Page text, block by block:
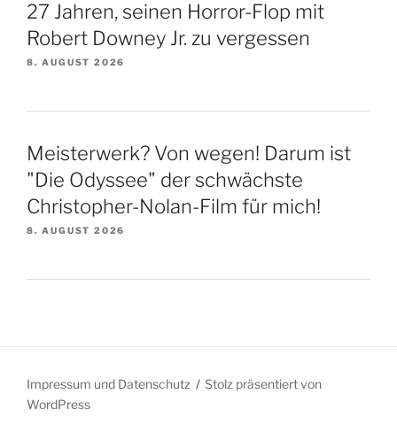
27 Jahren, seinen Horror-Flop mit
Robert Downey Jr. zu vergessen
8. AUGUST 2026
Meisterwerk? Von wegen! Darum ist
"Die Odyssee" der schwächste
Christopher-Nolan-Film für mich!
8. AUGUST 2026
Impressum und Datenschutz
Stolz präsentiert von
WordPress